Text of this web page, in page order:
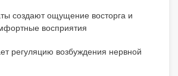
создают ощущение восторга и
восприятия
регуляцию возбуждения нервной